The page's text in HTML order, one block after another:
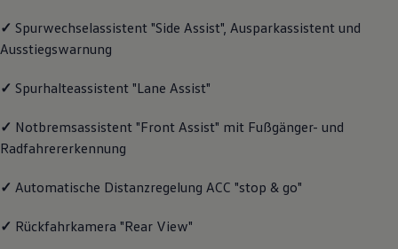
Räder und Reifen
Pannen- und Unfallhilfe
Economy Service
Zubehör
Schutz und Pflege
Entertainment und Elektronik
Wallbox und Ladekabel
Dienste für Ihr Modell finden
Volkswagen Apps, Login und Shop
✓ Spurwechselassistent "Side Assist", Ausparkassistent und
Ausstiegswarnung
✓ Spurhalteassistent "Lane Assist"
✓ Notbremsassistent "Front Assist" mit Fußgänger- und
Radfahrererkennung
✓ Automatische Distanzregelung ACC "stop & go"
✓ Rückfahrkamera "Rear View"